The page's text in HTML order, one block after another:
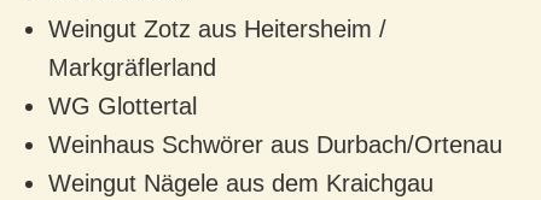
Weingut Zotz aus Heitersheim /
Markgräflerland
WG Glottertal
Weinhaus Schwörer aus Durbach/Ortenau
Weingut Nägele aus dem Kraichgau